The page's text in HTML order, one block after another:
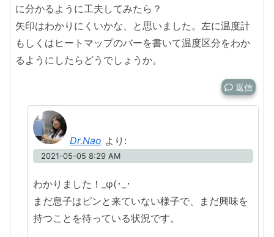
に分かるように工夫してみたら？
矢印はわかりにくいかな、と思いました。左に温度計
もしくはヒートマップのバーを書いて温度区分をわか
るようにしたらどうでしょうか。
返信
Dr.Nao より:
2021-05-05 8:29 AM
わかりました！_φ(･_･
まだ息子はピンと来ていない様子で、まだ興味を
持つことを待っている状況です。